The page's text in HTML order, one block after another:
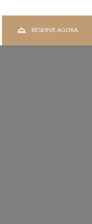
RESERVE AGORA
VEJA PREÇOS